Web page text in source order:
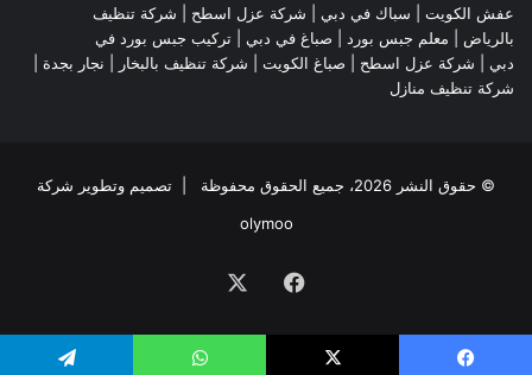
عفش الكويت | سباك في دبي | شركة عزل اسطح
شركة تنظيف
بالرياض
معلم جبس بورد صباغ في دبي
تركيب جبس بورد في
دبي
شركة عزل اسطح صباغ الكويت شركة تنظيف بالبخار نجار بجدة
شركة تنظيف منازل
© حقوق النشر 2026، جميع الحقوق محفوظة | تصميم وتطوير شركة
olymoo
فيسبوك